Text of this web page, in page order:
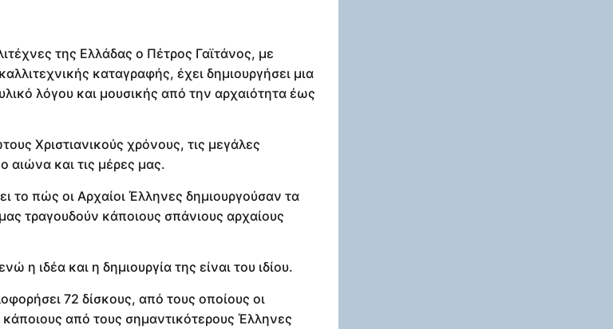
της Ελλάδας ο Πέτρος Γαϊτάνος, με
καταγραφής, έχει δημιουργήσει μια
λόγου και μουσικής από την αρχαιότητα έως
Χριστιανικούς χρόνους, τις μεγάλες
αιώνα και τις μέρες μας.
το πώς οι Αρχαίοι Έλληνες δημιουργούσαν τα
τραγουδούν κάποιους σπάνιους αρχαίους
η ιδέα και η δημιουργία της είναι του ιδίου.
72 δίσκους, από τους οποίους οι
κάποιους από τους σημαντικότερους Έλληνες